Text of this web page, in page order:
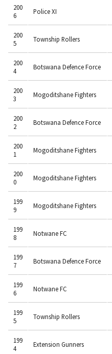
200
6
Police XI
200
5
Township Rollers
200
4
Botswana Defence Force
200
3
Mogoditshane Fighters
200
2
Botswana Defence Force
200
1
Mogoditshane Fighters
200
0
Mogoditshane Fighters
199
9
Mogoditshane Fighters
199
8
Notwane FC
199
7
Botswana Defence Force
199
6
Notwane FC
199
5
Township Rollers
199
4
Extension Gunners